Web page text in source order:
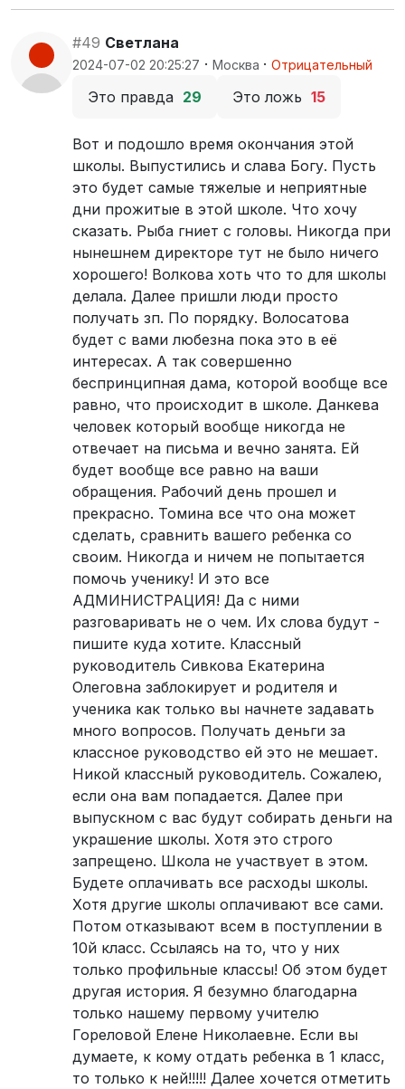
#49 Светлана
2024-07-02 20:25:27 · Москва · Отрицательный
Это правда 29 Это ложь 15
Вот и подошло время окончания этой
школы. Выпустились и слава Богу. Пусть
это будет самые тяжелые и неприятные
дни прожитые в этой школе. Что хочу
сказать. Рыба гниет с головы. Никогда при
нынешнем директоре тут не было ничего
хорошего! Волкова хоть что то для школы
делала. Далее пришли люди просто
получать зп. По порядку. Волосатова
будет с вами любезна пока это в её
интересах. А так совершенно
беспринципная дама, которой вообще все
равно, что происходит в школе. Данкева
человек который вообще никогда не
отвечает на письма и вечно занята. Ей
будет вообще все равно на ваши
обращения. Рабочий день прошел и
прекрасно. Томина все что она может
сделать, сравнить вашего ребенка со
своим. Никогда и ничем не попытается
помочь ученику! И это все
АДМИНИСТРАЦИЯ! Да с ними
разговаривать не о чем. Их слова будут -
пишите куда хотите. Классный
руководитель Сивкова Екатерина
Олеговна заблокирует и родителя и
ученика как только вы начнете задавать
много вопросов. Получать деньги за
классное руководство ей это не мешает.
Никой классный руководитель. Сожалею,
если она вам попадается. Далее при
выпускном с вас будут собирать деньги на
украшение школы. Хотя это строго
запрещено. Школа не участвует в этом.
Будете оплачивать все расходы школы.
Хотя другие школы оплачивают все сами.
Потом отказывают всем в поступлении в
10й класс. Ссылаясь на то, что у них
только профильные классы! Об этом будет
другая история. Я безумно благодарна
только нашему первому учителю
Гореловой Елене Николаевне. Если вы
думаете, к кому отдать ребенка в 1 класс,
то только к ней!!!!! Далее хочется отметить